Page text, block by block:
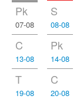
Pk
07-08
S
08-08
C
13-08
Pk
14-08
T
19-08
C
20-08